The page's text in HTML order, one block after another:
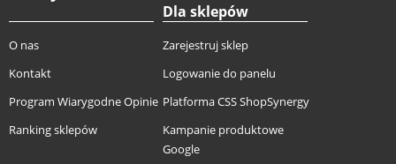
O nas
Kontakt
Program Wiarygodne Opinie
Ranking sklepów
Dla sklepów
Zarejestruj sklep
Logowanie do panelu
Platforma CSS ShopSynergy
Kampanie produktowe
Google